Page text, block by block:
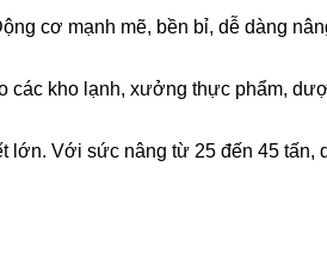
cơ mạnh mẽ, bền bỉ, dễ dàng
kho lạnh, xưởng thực phẩm,
Với sức nâng từ 25 đến 45 tấn,